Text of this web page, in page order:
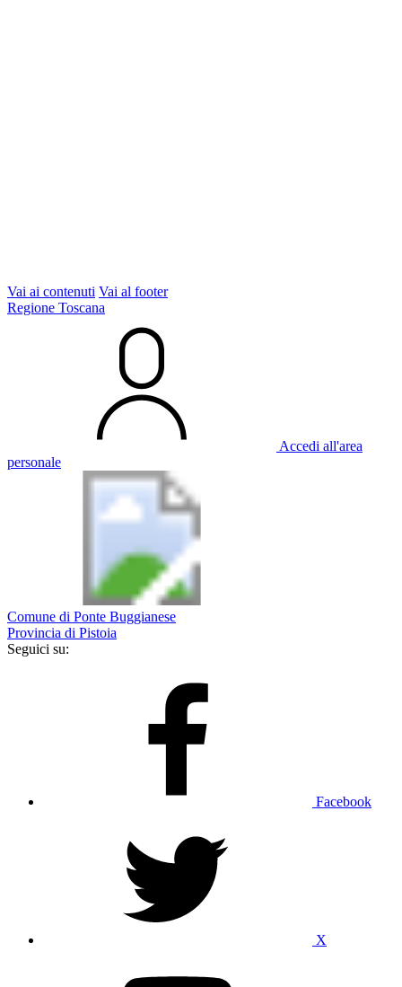
Vai ai contenuti Vai al footer
Regione Toscana
Accedi all'area
personale
Comune di Ponte Buggianese
Provincia di Pistoia
Seguici su:
Facebook
X